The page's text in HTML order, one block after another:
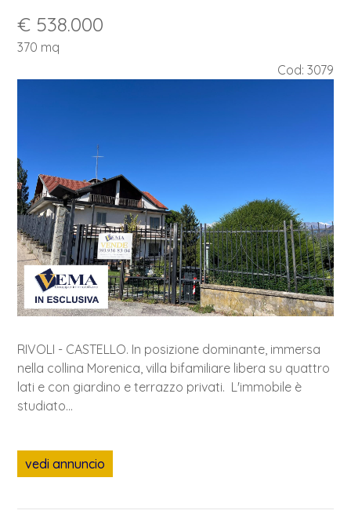
€ 538.000
370 mq
Cod: 3079
RIVOLI - CASTELLO. In posizione dominante, immersa
nella collina Morenica, villa bifamiliare libera su quattro
lati e con giardino e terrazzo privati. L'immobile è
studiato...
vedi annuncio